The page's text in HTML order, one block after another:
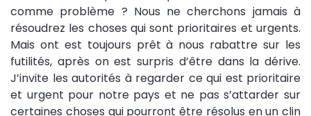
comme problème ? Nous ne cherchons jamais à
résoudrez les choses qui sont prioritaires et urgents.
Mais ont est toujours prêt à nous rabattre sur les
futilités, après on est surpris d’être dans la dérive.
J’invite les autorités à regarder ce qui est prioritaire
et urgent pour notre pays et ne pas s’attarder sur
certaines choses qui pourront être résolus en un clin